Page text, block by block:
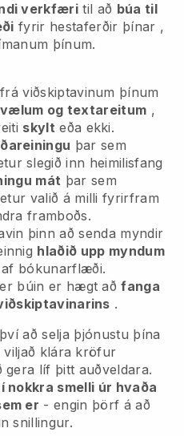
verkfæri til að búa til
fyrir hestaferðir þínar ,
þínum.
viðskiptavinum þínum
og textareitum ,
skylt eða ekki.
þar sem
slegið inn heimilisfang
mát þar sem
valið á milli fyrirfram
framboðs.
þinn að senda myndir
hlaðið upp myndum
bókunarflæði.
búin er hægt aðfanga
.
að selja þjónustu þína
klára kröfur
gera líf þitt auðveldara.
nokkra smelli úr hvaða
er - engin þörf á að
snillingur.